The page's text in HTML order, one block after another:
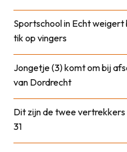
Sportschool in Echt
tik op vingers
Jongetje (3) komt om bij
van Dordrecht
Dit zijn de twee
31